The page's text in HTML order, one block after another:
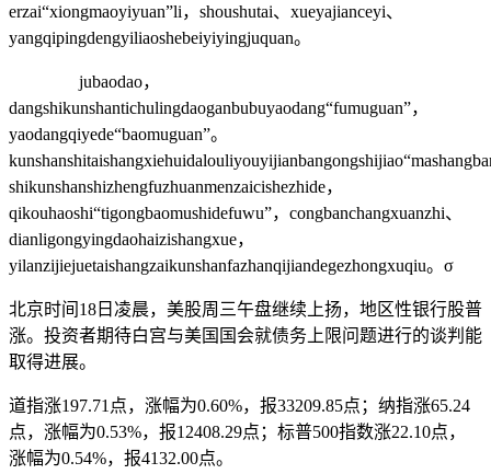
erzai“xiongmaoyiyuan”li，shoushutai、xueyajianceyi、
yangqipingdengyiliaoshebeiyiyingjuquan。
jubaodao，
dangshikunshantichulingdaoganbubuyaodang“fumuguan”，
yaodangqiyede“baomuguan”。
shikunshanshizhengfuzhuanmenzaicishezhide，
qikouhaoshi“tigongbaomushidefuwu”，congbanchangxuanzhi、
dianligongyingdaohaizishangxue，
yilanzijiejuetaishangzaikunshanfazhanqijiandegezhongxuqiu。σ
北京时间18日凌晨，美股周三午盘继续上扬，地区性银行股普
涨。投资者期待白宫与美国国会就债务上限问题进行的谈判能
取得进展。
道指涨197.71点，涨幅为0.60%，报33209.85点；纳指涨65.24
点，涨幅为0.53%，报12408.29点；标普500指数涨22.10点，
涨幅为0.54%，报4132.00点。